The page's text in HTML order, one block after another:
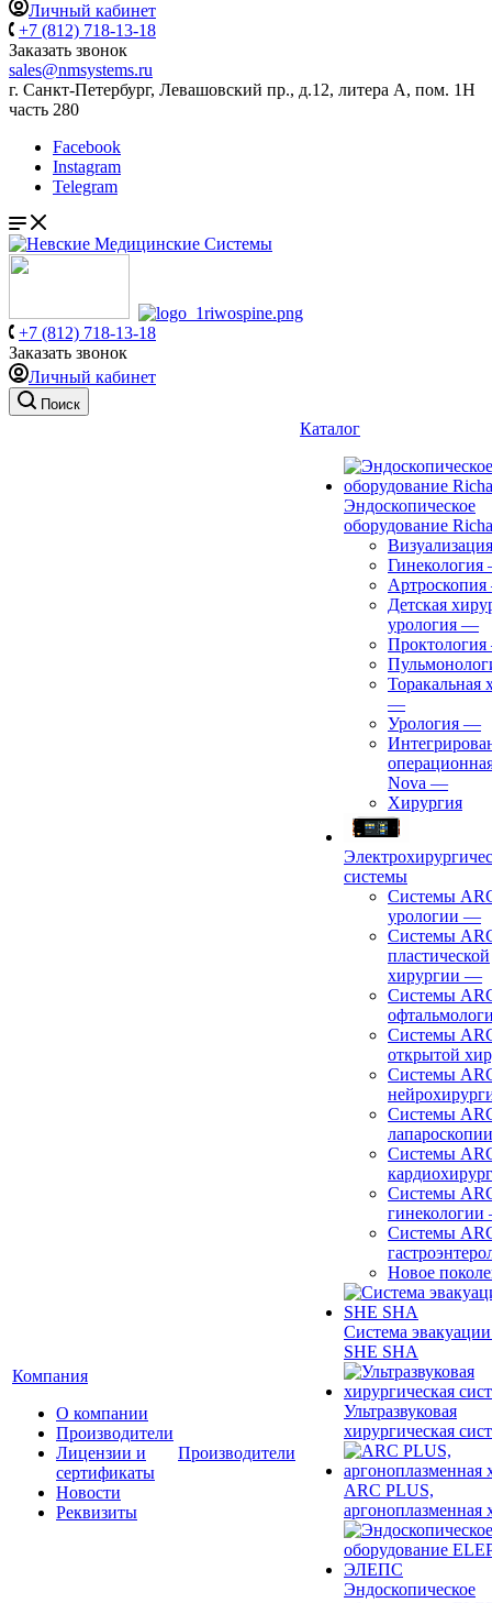
Личный кабинет
+7 (812) 718-13-18
Заказать звонок
sales@nmsystems.ru
г. Санкт-Петербург, Левашовский пр., д.12, литера А, пом. 1Н
часть 280
Facebook
Instagram
Telegram
+7 (812) 718-13-18
Заказать звонок
Личный кабинет
Поиск
Компания
О компании
Производители
Лицензии и
сертификаты
Новости
Реквизиты
Производители
Каталог
Эндоскопическое
оборудование
Визуализация
Гинекология
Артроскопия
Детская
урология —
Проктология
Торакальная
—
Урология —
Nova —
Хирургия
системы
Системы
урологии —
Системы
пластической
хирургии —
Системы
Системы
открытой
Системы
Системы
лапароскопии
Системы
Системы
гинекологии
Системы
Новое
Система
SHE SHA
Ультразвуковая
хирургическая
ARC PLUS,
аргоноплазменная
Эндоскопическое